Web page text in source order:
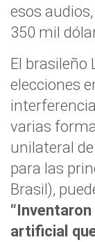
esos
350 mil
El brasileño
elecciones
varias
unilateral
para las
Brasil),
artificial